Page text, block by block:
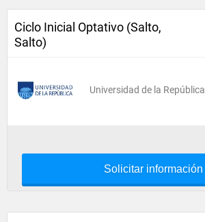
Ciclo Inicial Optativo (Salto,
Salto)
Universidad de la República
Solicitar información